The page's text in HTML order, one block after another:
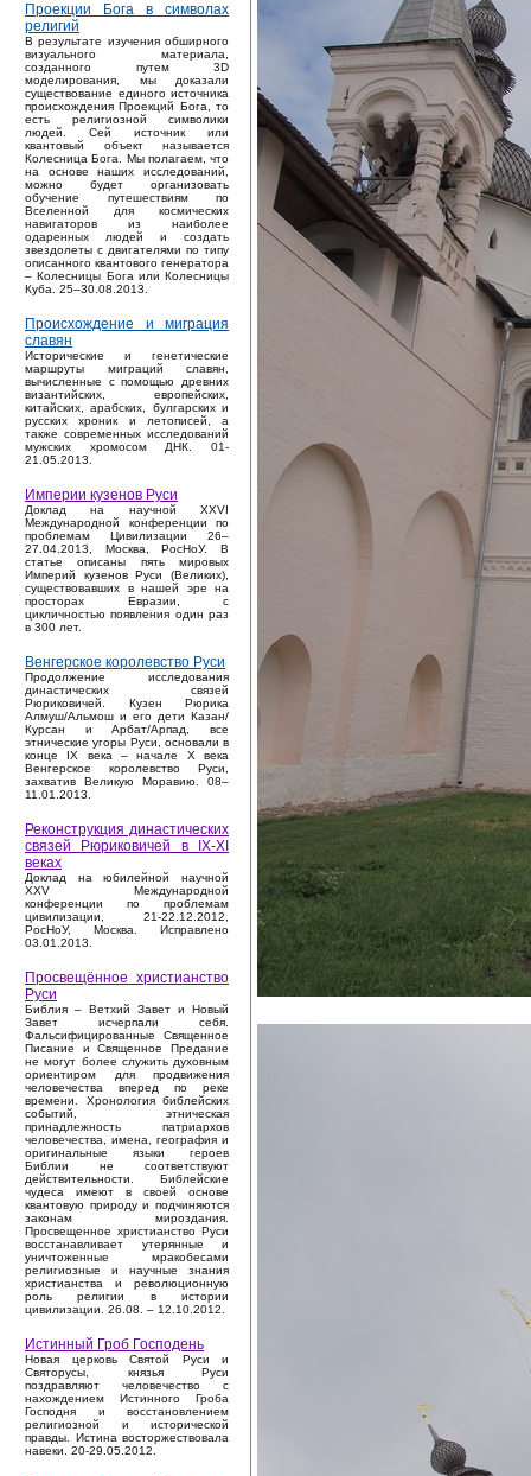
Проекции Бога в символах
религий
В результате изучения обширного
визуального материала,
созданного путем 3D
моделирования, мы доказали
существование единого источника
происхождения Проекций Бога, то
есть религиозной символики
людей. Сей источник или
квантовый объект называется
Колесница Бога. Мы полагаем, что
на основе наших исследований,
можно будет организовать
обучение путешествиям по
Вселенной для космических
навигаторов из наиболее
одаренных людей и создать
звездолеты с двигателями по типу
описанного квантового генератора
– Колесницы Бога или Колесницы
Куба. 25–30.08.2013.
Происхождение и миграция
славян
Исторические и генетические
маршруты миграций славян,
вычисленные с помощью древних
византийских, европейских,
китайских, арабских, булгарских и
русских хроник и летописей, а
также современных исследований
мужских хромосом ДНК. 01-
21.05.2013.
Империи кузенов Руси
Доклад на научной XXVI
Международной конференции по
проблемам Цивилизации 26–
27.04.2013, Москва, РосНоУ. В
статье описаны пять мировых
Империй кузенов Руси (Великих),
существовавших в нашей эре на
просторах Евразии, с
цикличностью появления один раз
в 300 лет.
Венгерское королевство Руси
Продолжение исследования
династических связей
Рюриковичей. Кузен Рюрика
Алмуш/Альмош и его дети Казан/
Курсан и Арбат/Арпад, все
этнические угоры Руси, основали в
конце IX века – начале X века
Венгерское королевство Руси,
захватив Великую Моравию. 08–
11.01.2013.
Реконструкция династических
связей Рюриковичей в IX-XI
веках
Доклад на юбилейной научной
XXV Международной
конференции по проблемам
цивилизации, 21-22.12.2012,
РосНоУ, Москва. Исправлено
03.01.2013.
Просвещённое христианство
Руси
Библия – Ветхий Завет и Новый
Завет исчерпали себя.
Фальсифицированные Священное
Писание и Священное Предание
не могут более служить духовным
ориентиром для продвижения
человечества вперед по реке
времени. Хронология библейских
событий, этническая
принадлежность патриархов
человечества, имена, география и
оригинальные языки героев
Библии не соответствуют
действительности. Библейские
чудеса имеют в своей основе
квантовую природу и подчиняются
законам мироздания.
Просвещенное христианство Руси
восстанавливает утерянные и
уничтоженные мракобесами
религиозные и научные знания
христианства и революционную
роль религии в истории
цивилизации. 26.08. – 12.10.2012.
Истинный Гроб Господень
Новая церковь Святой Руси и
Святорусы, князья Руси
поздравляют человечество с
нахождением Истинного Гроба
Господня и восстановлением
религиозной и исторической
правды. Истина восторжествовала
навеки. 20-29.05.2012.